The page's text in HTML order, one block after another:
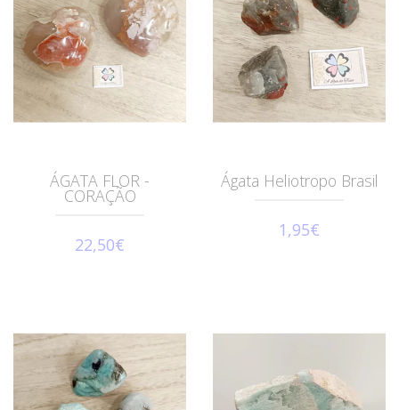
ÁGATA FLOR -
CORAÇÃO
22,50€
Ágata Heliotropo Brasil
1,95€